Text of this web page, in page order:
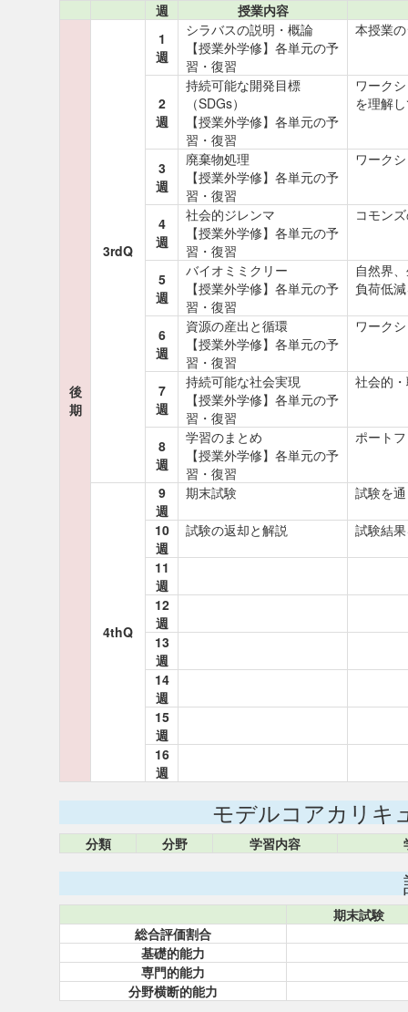
週 授業内容
後
期
3rdQ
1
週
シラバスの説明・概論
【授業外学修】各単元の予
習・復習
本授業
2
週
持続可能な開発目標
（SDGs）
【授業外学修】各単元の予
習・復習
ワーク
を理解
3
週
廃棄物処理
【授業外学修】各単元の予
習・復習
ワーク
4
週
社会的ジレンマ
【授業外学修】各単元の予
習・復習
コモン
5
週
バイオミミクリー
【授業外学修】各単元の予
習・復習
自然界
負荷低
6
週
資源の産出と循環
【授業外学修】各単元の予
習・復習
ワーク
7
週
持続可能な社会実現
【授業外学修】各単元の予
習・復習
社会的
8
週
学習のまとめ
【授業外学修】各単元の予
習・復習
ポート
4thQ
9
週
期末試験 試験を
10
週
試験の返却と解説 試験結
11
週
12
週
13
週
14
週
15
週
16
週
モデルコアカリキ
分類 分野 学習内容
期末試験
総合評価割合
基礎的能力
専門的能力
分野横断的能力